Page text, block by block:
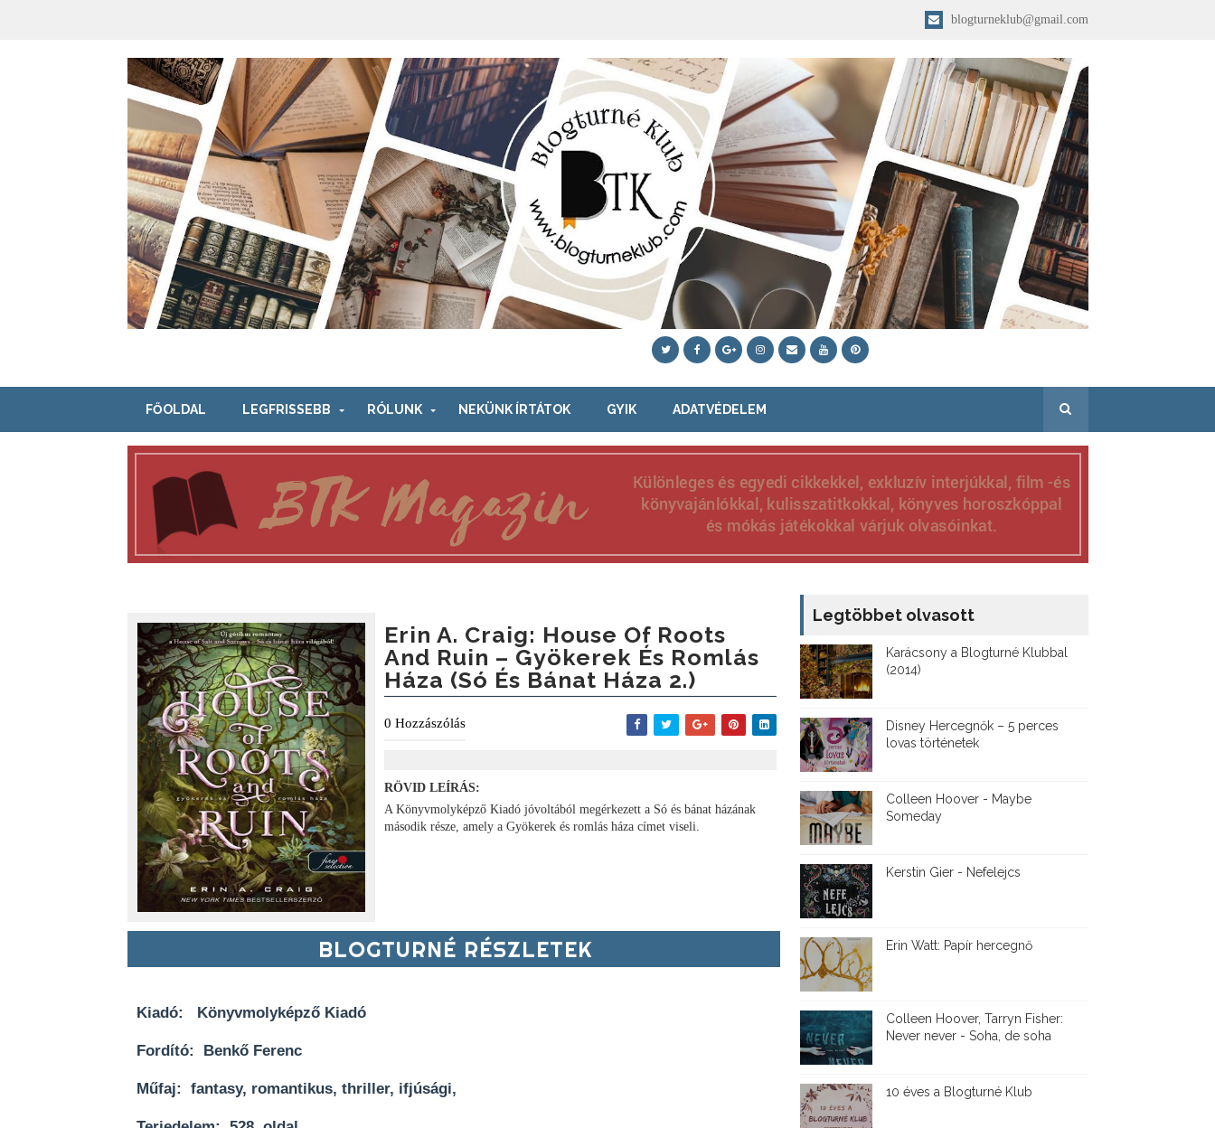
blogturneklub@gmail.com
FŐOLDAL LEGFRISSEBB RÓLUNK NEKÜNK ÍRTÁTOK GYIK ADATVÉDELEM
Erin A. Craig: House ​of Roots
And Ruin – Gyökerek És Romlás
Háza (Só És Bánat Háza 2.)
0 Hozzászólás
RÖVID LEÍRÁS:
A Könyvmolyképző Kiadó jóvoltából megérkezett a Só és bánat házának
második része, amely a Gyökerek és romlás háza címet viseli.
BLOGTURNÉ RÉSZLETEK
Kiadó: Könyvmolyképző Kiadó
Fordító: Benkő Ferenc
Műfaj: fantasy, romantikus, thriller, ifjúsági,
Legtöbbet olvasott
Karácsony a Blogturné Klubbal
(2014)
Disney ​Hercegnők – 5 perces
lovas történetek
Colleen Hoover - Maybe
Someday
Kerstin Gier - Nefelejcs
Erin Watt: Papír hercegnő
Colleen Hoover, Tarryn Fisher:
Never never - Soha, de soha
10 éves a Blogturné Klub